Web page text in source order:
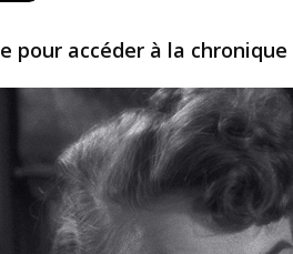
pour accéder à la